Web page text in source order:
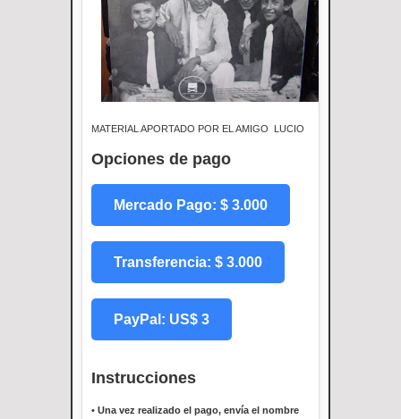
MATERIAL APORTADO POR EL AMIGO LUCIO
Opciones de pago
Mercado Pago: $ 3.000
Transferencia: $ 3.000
PayPal: US$ 3
Instrucciones
• Una vez realizado el pago, envía el nombre